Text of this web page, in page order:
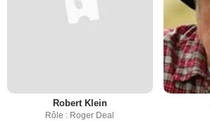
Robert Klein
Rôle : Roger Deal